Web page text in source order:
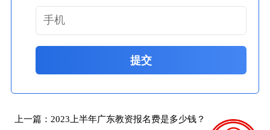
提交
上一篇： 2023上半年广东教资报名费是多少钱？